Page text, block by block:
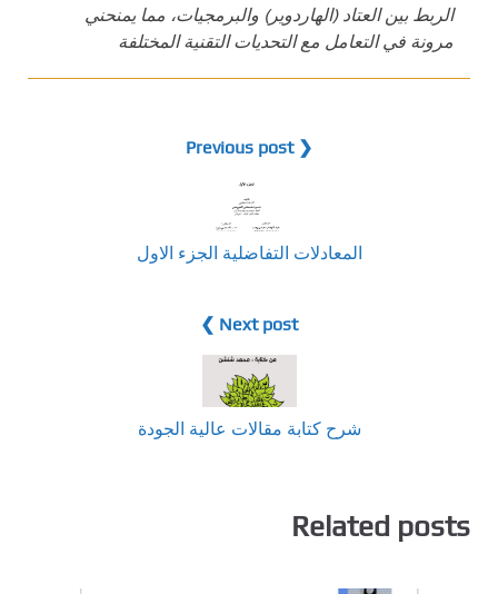
الربط بين العتاد (الهاردوير) والبرمجيات، مما يمنحني
مرونة في التعامل مع التحديات التقنية المختلفة
❮ Previous post
المعادلات التفاضلية الجزء الاول
Next post ❯
شرح كتابة مقالات عالية الجودة
Related posts